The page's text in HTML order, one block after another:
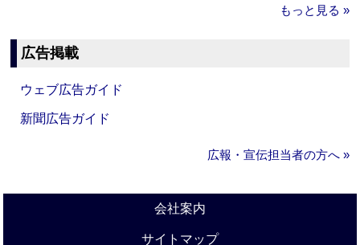
もっと見る »
広告掲載
ウェブ広告ガイド
新聞広告ガイド
広報・宣伝担当者の方へ »
会社案内
サイトマップ